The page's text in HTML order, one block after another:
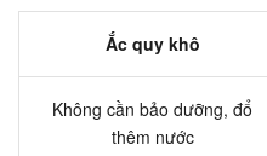
Ắc quy khô
Không cần bảo dưỡng, đổ
thêm nước